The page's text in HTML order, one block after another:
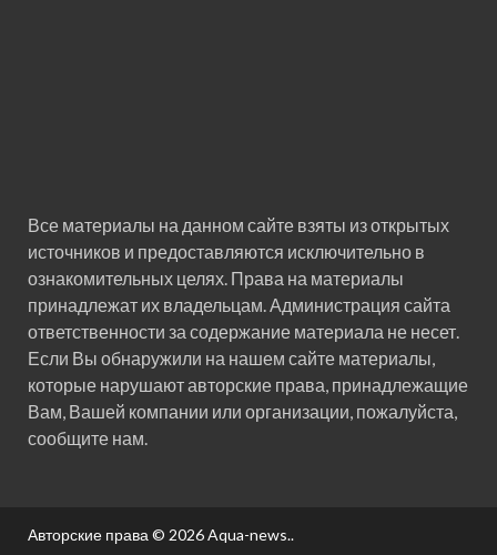
Все материалы на данном сайте взяты из открытых
источников и предоставляются исключительно в
ознакомительных целях. Права на материалы
принадлежат их владельцам. Администрация сайта
ответственности за содержание материала не несет.
Если Вы обнаружили на нашем сайте материалы,
которые нарушают авторские права, принадлежащие
Вам, Вашей компании или организации, пожалуйста,
сообщите нам.
Авторские права © 2026Aqua-news..